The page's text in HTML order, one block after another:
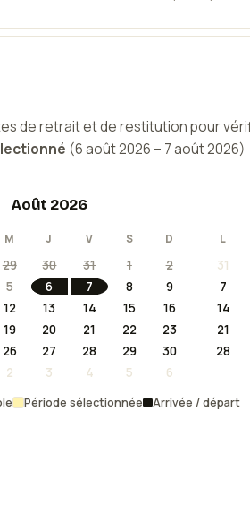
de retrait et de restitution pour
(6 août 2026 – 7 août 2026)
Août 2026
M J V S D
29 30 31 1
2
5 6 7 8
9
12 13 14 15
16
19 20 21 22
23
26 27 28 29
30
2 3 4 5 6
L
31
7
14
21
28
Période sélectionnée Arrivée / départ